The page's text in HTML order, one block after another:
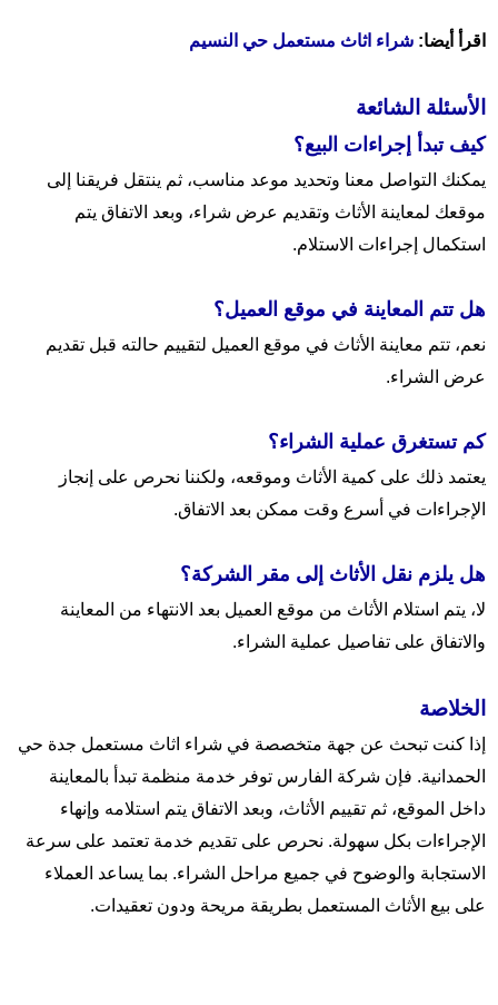
اقرأ أيضا: شراء اثاث مستعمل حي النسيم
الأسئلة الشائعة
كيف تبدأ إجراءات البيع؟
يمكنك التواصل معنا وتحديد موعد مناسب، ثم ينتقل فريقنا إلى
موقعك لمعاينة الأثاث وتقديم عرض شراء، وبعد الاتفاق يتم
استكمال إجراءات الاستلام.
هل تتم المعاينة في موقع العميل؟
نعم، تتم معاينة الأثاث في موقع العميل لتقييم حالته قبل تقديم
عرض الشراء.
كم تستغرق عملية الشراء؟
يعتمد ذلك على كمية الأثاث وموقعه، ولكننا نحرص على إنجاز
الإجراءات في أسرع وقت ممكن بعد الاتفاق.
هل يلزم نقل الأثاث إلى مقر الشركة؟
لا، يتم استلام الأثاث من موقع العميل بعد الانتهاء من المعاينة
والاتفاق على تفاصيل عملية الشراء.
الخلاصة
إذا كنت تبحث عن جهة متخصصة في شراء اثاث مستعمل جدة حي
الحمدانية. فإن شركة الفارس توفر خدمة منظمة تبدأ بالمعاينة
داخل الموقع، ثم تقييم الأثاث، وبعد الاتفاق يتم استلامه وإنهاء
الإجراءات بكل سهولة. نحرص على تقديم خدمة تعتمد على سرعة
الاستجابة والوضوح في جميع مراحل الشراء. بما يساعد العملاء
على بيع الأثاث المستعمل بطريقة مريحة ودون تعقيدات.